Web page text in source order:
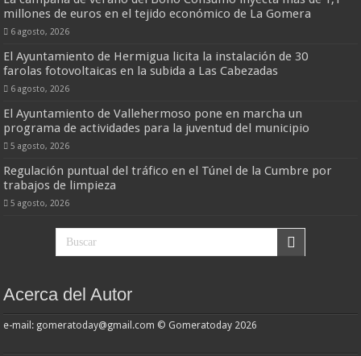
millones de euros en el tejido económico de La Gomera
6 agosto, 2026
El Ayuntamiento de Hermigua licita la instalación de 30
farolas fotovoltaicas en la subida a Las Cabezadas
6 agosto, 2026
El Ayuntamiento de Vallehermoso pone en marcha un
programa de actividades para la juventud del municipio
5 agosto, 2026
Regulación puntual del tráfico en el Túnel de la Cumbre por
trabajos de limpieza
5 agosto, 2026
Acerca del Autor
e-mail: gomeratoday@gmail.com © Gomeratoday 2026